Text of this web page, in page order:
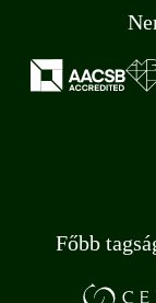
Főbb